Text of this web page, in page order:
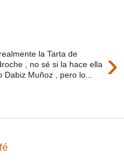
›
la Tarta de
, no sé si la hace ella
Dabiz Muñoz , pero lo...